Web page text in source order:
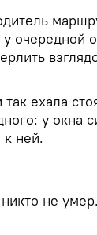
очередной
ехала
у окна
ней.
не умер.